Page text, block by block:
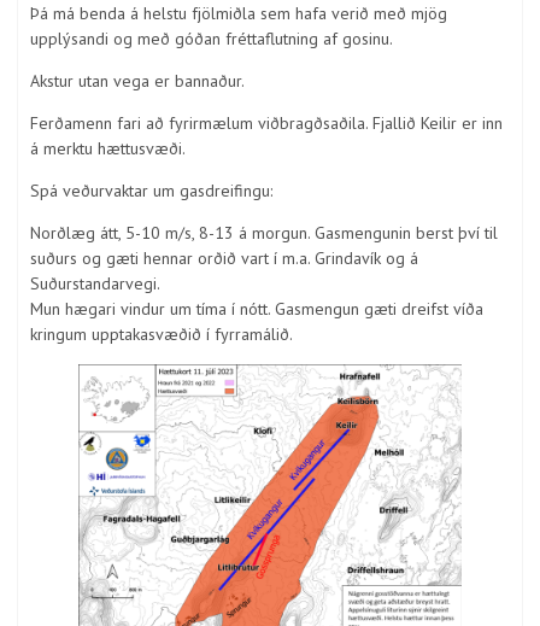
Þá má benda á helstu fjölmiðla sem hafa verið með mjög
upplýsandi og með góðan fréttaflutning af gosinu.
Akstur utan vega er bannaður.
Ferðamenn fari að fyrirmælum viðbragðsaðila. Fjallið Keilir er inn
á merktu hættusvæði.
Spá veðurvaktar um gasdreifingu:
Norðlæg átt, 5-10 m/s, 8-13 á morgun. Gasmengunin berst því til
suðurs og gæti hennar orðið vart í m.a. Grindavík og á
Suðurstandarvegi.
Mun hægari vindur um tíma í nótt. Gasmengun gæti dreifst víða
kringum upptakasvæðið í fyrramálið.